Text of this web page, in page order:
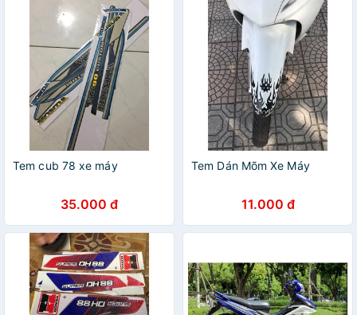
Tem cub 78 xe máy
35.000 đ
Tem Dán Mõm Xe Máy
11.000 đ